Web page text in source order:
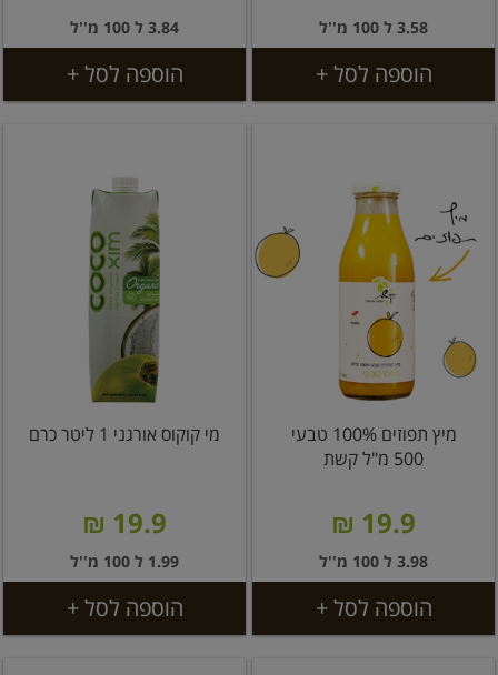
3.58 ל 100 מ''ל
הוספה לסל +
3.84 ל 100 מ''ל
הוספה לסל +
מיץ תפוזים 100% טבעי
500 מ"ל קשת
19.9 ₪
3.98 ל 100 מ''ל
הוספה לסל +
מי קוקוס אורגני 1 ליטר כרם
19.9 ₪
1.99 ל 100 מ''ל
הוספה לסל +